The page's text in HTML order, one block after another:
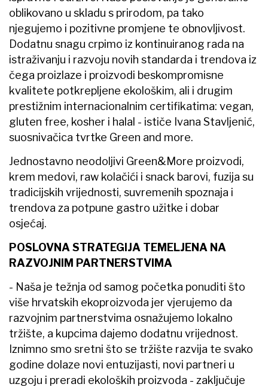
oblikovano u skladu s prirodom, pa tako
njegujemo i pozitivne promjene te obnovljivost.
Dodatnu snagu crpimo iz kontinuiranog rada na
istraživanju i razvoju novih standarda i trendova iz
čega proizlaze i proizvodi beskompromisne
kvalitete potkrepljene ekološkim, ali i drugim
prestižnim internacionalnim certifikatima: vegan,
gluten free, kosher i halal - ističe Ivana Stavljenić,
suosnivačica tvrtke Green and more.
Jednostavno neodoljivi Green&More proizvodi,
krem medovi, raw kolačići i snack barovi, fuzija su
tradicijskih vrijednosti, suvremenih spoznaja i
trendova za potpune gastro užitke i dobar
osjećaj.
POSLOVNA STRATEGIJA TEMELJENA NA
RAZVOJNIM PARTNERSTVIMA
- Naša je težnja od samog početka ponuditi što
više hrvatskih ekoproizvoda jer vjerujemo da
razvojnim partnerstvima osnažujemo lokalno
tržište, a kupcima dajemo dodatnu vrijednost.
Iznimno smo sretni što se tržište razvija te svako
godine dolaze novi entuzijasti, novi partneri u
uzgoju i preradi ekoloških proizvoda - zaključuje